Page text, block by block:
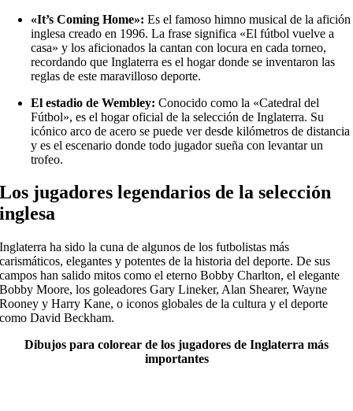
«It’s Coming Home»: Es el famoso himno musical de la afición
inglesa creado en 1996. La frase significa «El fútbol vuelve a
casa» y los aficionados la cantan con locura en cada torneo,
recordando que Inglaterra es el hogar donde se inventaron las
reglas de este maravilloso deporte.
El estadio de Wembley: Conocido como la «Catedral del
Fútbol», es el hogar oficial de la selección de Inglaterra. Su
icónico arco de acero se puede ver desde kilómetros de distancia
y es el escenario donde todo jugador sueña con levantar un
trofeo.
Los jugadores legendarios de la selección
inglesa
Inglaterra ha sido la cuna de algunos de los futbolistas más
carismáticos, elegantes y potentes de la historia del deporte. De sus
campos han salido mitos como el eterno Bobby Charlton, el elegante
Bobby Moore, los goleadores Gary Lineker, Alan Shearer, Wayne
Rooney y Harry Kane, o iconos globales de la cultura y el deporte
como David Beckham.
Dibujos para colorear de los jugadores de Inglaterra más
importantes